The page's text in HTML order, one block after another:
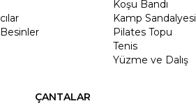
Koşu Bandı
Kamp Sandalyesi
Pilates Topu
Tenis
Yüzme ve Dalış
ÇANTALAR